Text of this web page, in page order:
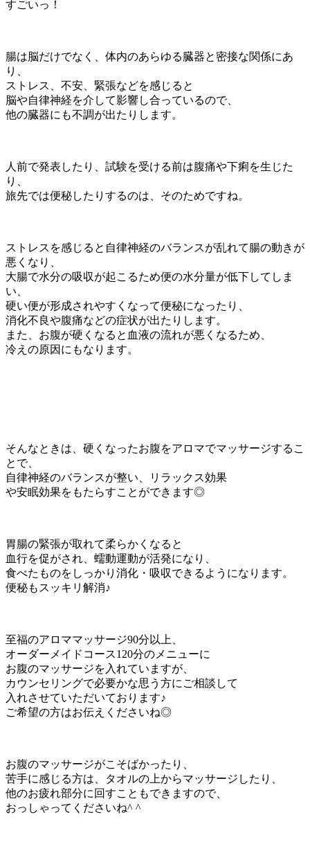
すごいっ！
腸は脳だけでなく、体内のあらゆる臓器と密接な関係にあ
り、
ストレス、不安、緊張などを感じると
脳や自律神経を介して影響し合っているので、
他の臓器にも不調が出たりします。
人前で発表したり、試験を受ける前は腹痛や下痢を生じた
り、
旅先では便秘したりするのは、そのためですね。
ストレスを感じると自律神経のバランスが乱れて腸の動きが
悪くなり、
大腸で水分の吸収が起こるため便の水分量が低下してしま
い、
硬い便が形成されやすくなって便秘になったり、
消化不良や腹痛などの症状が出たりします。
また、お腹が硬くなると血液の流れが悪くなるため、
冷えの原因にもなります。
そんなときは、硬くなったお腹をアロマでマッサージするこ
とで、
自律神経のバランスが整い、リラックス効果
や安眠効果をもたらすことができます◎
胃腸の緊張が取れて柔らかくなると
血行を促がされ、蠕動運動が活発になり、
食べたものをしっかり消化・吸収できるようになります。
便秘もスッキリ解消♪
至福のアロママッサージ90分以上、
オーダーメイドコース120分のメニューに
お腹のマッサージを入れていますが、
カウンセリングで必要かな思う方にご相談して
入れさせていただいております♪
ご希望の方はお伝えくださいね◎
お腹のマッサージがこそばかったり、
苦手に感じる方は、タオルの上からマッサージしたり、
他のお疲れ部分に回すこともできますので、
おっしゃってくださいね^ ^